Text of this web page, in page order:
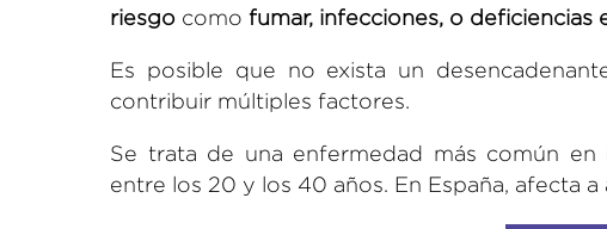
riesgo como fumar, infecciones, o deficiencias
Es posible que no exista un
contribuir múltiples factores.
Se trata de una enfermedad más común
entre los 20 y los 40 años. En España, afecta